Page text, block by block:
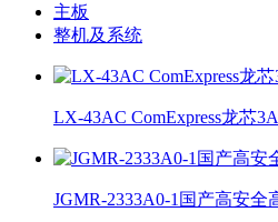
主板
整机及系统
LX-43AC ComExpress龙芯
JGMR-2333A0-1国产高安全